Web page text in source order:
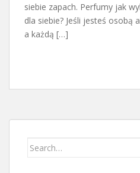
siebie zapach. Perfumy jak
dla siebie? Jeśli jesteś osobą
a każdą […]
Search